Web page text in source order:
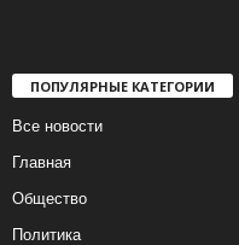
ПОПУЛЯРНЫЕ КАТЕГОРИИ
Все новости
Главная
Общество
Политика